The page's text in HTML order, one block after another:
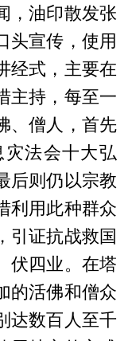
，油印散发张
头宣传，使用
经式，主要在
主持，每至一
、僧人，首先
法会十大弘
后则仍以宗教
利用此种群众
引证抗战救国
伏四业。在塔
的活佛和僧众
达数百人至千